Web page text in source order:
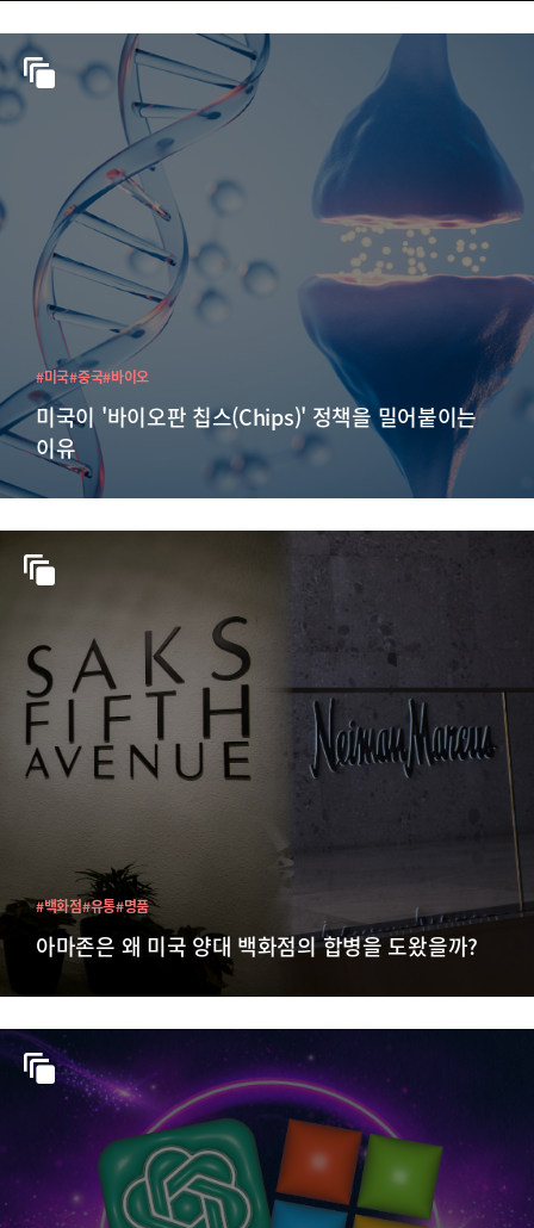
미국이 '바이오판 칩스(Chips)' 정책을 밀어붙이는
이유
#미국#중국#바이오
아마존은 왜 미국 양대 백화점의 합병을 도왔을까?
#백화점#유통#명품